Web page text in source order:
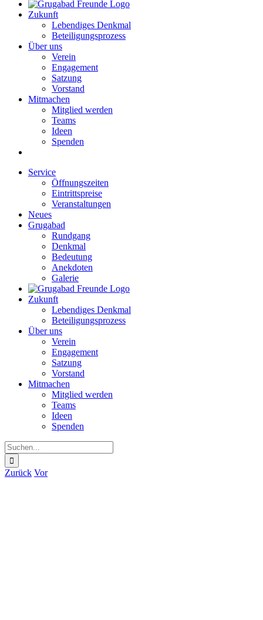
Zukunft
Lebendiges Denkmal
Beteiligungsprozess
Über uns
Verein
Engagement
Satzung
Vorstand
Mitmachen
Mitglied werden
Teams
Ideen
Spenden
Service
Öffnungszeiten
Eintrittspreise
Veranstaltungen
Neues
Grugabad
Rundgang
Denkmal
Bedeutung
Anekdoten
Galerie
Zukunft
Lebendiges Denkmal
Beteiligungsprozess
Über uns
Verein
Engagement
Satzung
Vorstand
Mitmachen
Mitglied werden
Teams
Ideen
Spenden
Suche
nach:
Zurück Vor